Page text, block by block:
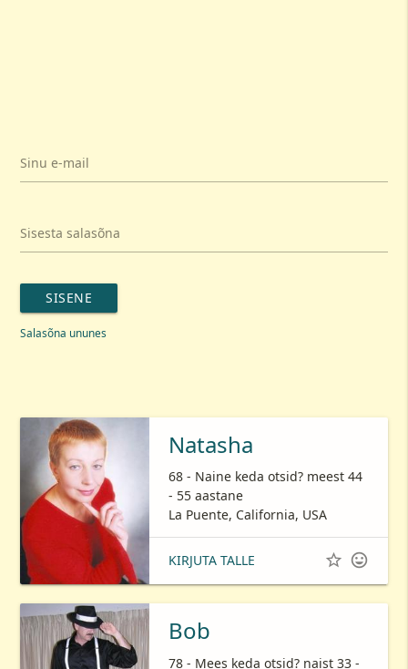
Sinu e-mail
Sisesta salasõna
SISENE
Salasõna ununes
Natasha
68 - Naine keda otsid? meest 44
- 55 aastane
La Puente, California, USA
KIRJUTA TALLE  
Bob
78 - Mees keda otsid? naist 33 -